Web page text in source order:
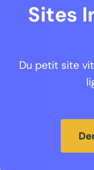
Sites
Du petit site